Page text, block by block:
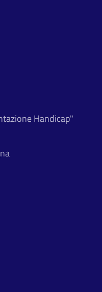
Handicap"